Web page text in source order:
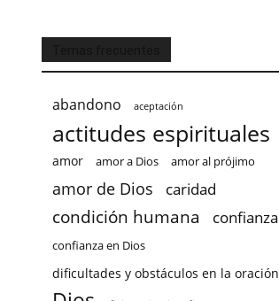
abandono aceptación
actitudes espirituales
amor amor a Dios amor al prójimo
amor de Dios caridad
condición humana confianza
confianza en Dios
dificultades y obstáculos en la oración